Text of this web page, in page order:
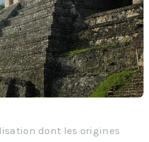
dont les origines